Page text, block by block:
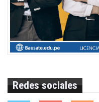
Redes sociales